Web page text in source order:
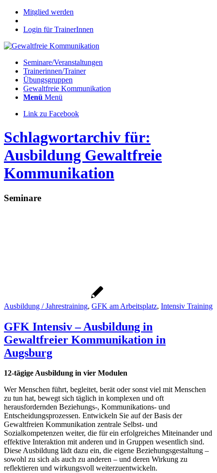
Mitglied werden
Login für TrainerInnen
Seminare/Veranstaltungen
Trainerinnen/Trainer
Übungsgruppen
Gewaltfreie Kommunikation
Menü Menü
Link zu Facebook
Schlagwortarchiv für:
Ausbildung Gewaltfreie
Kommunikation
Seminare
Ausbildung / Jahrestraining, GFK am Arbeitsplatz, Intensiv Training
GFK Intensiv – Ausbildung in
Gewaltfreier Kommunikation in
Augsburg
12-tägige Ausbildung in vier Modulen
Wer Menschen führt, begleitet, berät oder sonst viel mit Menschen
zu tun hat, bewegt sich täglich in komplexen und oft
herausfordernden Beziehungs-, Kommunikations- und
Entscheidungsprozessen. Entwickeln Sie auf der Basis der
Gewaltfreien Kommunikation zentrale Selbst- und
Sozialkompetenzen weiter, die für ein erfolgreiches Miteinander und
effektive Interaktion mit anderen und in Gruppen wesentlich sind.
Diese Ausbildung lädt dazu ein, die eigene Beziehungsgestaltung –
sowohl zu sich als auch zu anderen – und deren Wirkung zu
reflektieren und wirkungsvoll weiterzuentwickeln.